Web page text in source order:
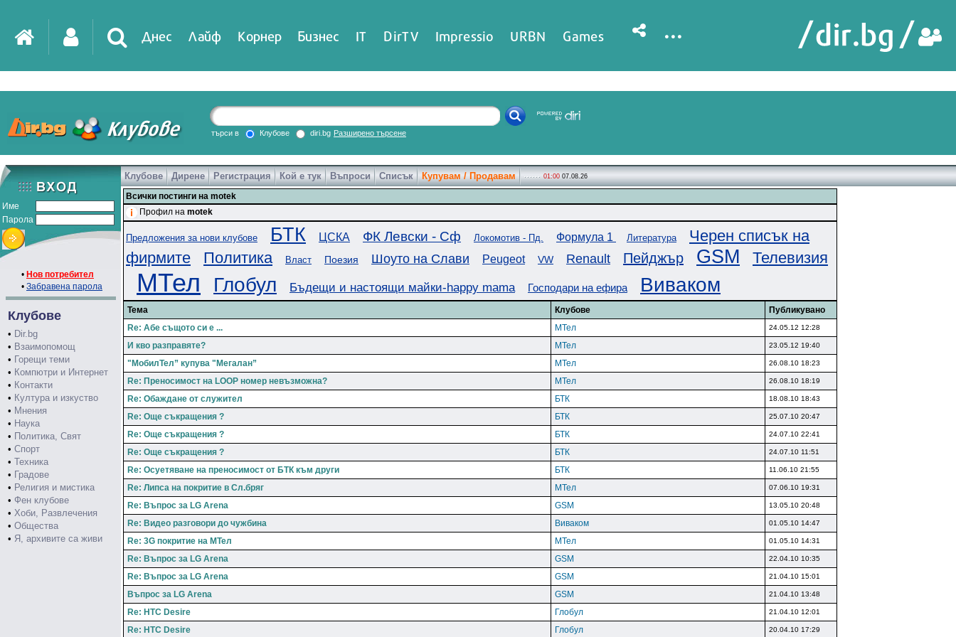
Днес Лайф Корнер Бизнес IT DirTV Impressio URBN Games ...
търси в Клубове diri.bg Разширено търсене
Име
Парола
• Нов потребител
• Забравена парола
Клубове
• Dir.bg
• Взаимопомощ
• Горещи теми
• Компютри и Интернет
• Контакти
• Култура и изкуство
• Мнения
• Наука
• Политика, Свят
• Спорт
• Техника
• Градове
• Религия и мистика
• Фен клубове
• Хоби, Развлечения
• Общества
• Я, архивите са живи
Клубове Дирене Регистрация Кой е тук Въпроси Списък Купувам / Продавам 01:00 07.08.26
Всички постинги на motek
Профил на motek
Предложения за нови клубове БТК ЦСКА ФК Левски - Сф Локомотив - Пд. Формула 1 Литература
Черен списък на
фирмите
Политика Власт Поезия Шоуто на Слави Peugeot VW Renault Пейджър GSM Телевизия
МТел Глобул Бъдещи и настоящи майки-happy mama Господари на ефира Виваком
Тема Клубове
Публикувано
Re: Абе същото си е ...
МТел 24.05.12 12:28
И кво разправяте? МТел 23.05.12 19:40
"МобилТел” купува "Мегалан” МТел 26.08.10 18:23
Re: Преносимост на LOOP номер невъзможна? МТел 26.08.10 18:19
Re: Обаждане от служител БТК 18.08.10 18:43
Re: Още съкращения ? БТК 25.07.10 20:47
Re: Още съкращения ? БТК 24.07.10 22:41
Re: Още съкращения ? БТК 24.07.10 11:51
Re: Осуетяване на преносимост от БТК към други БТК 11.06.10 21:55
Re: Липса на покритие в Сл.бряг МТел 07.06.10 19:31
Re: Въпрос за LG Arena GSM 13.05.10 20:48
Re: Видео разговори до чужбина Виваком 01.05.10 14:47
Re: 3G покритие на МТел МТел 01.05.10 14:31
Re: Въпрос за LG Arena GSM 22.04.10 10:35
Re: Въпрос за LG Arena GSM 21.04.10 15:01
Въпрос за LG Arena GSM 21.04.10 13:48
Re: HTC Desire Глобул 21.04.10 12:01
Re: HTC Desire Глобул 20.04.10 17:29